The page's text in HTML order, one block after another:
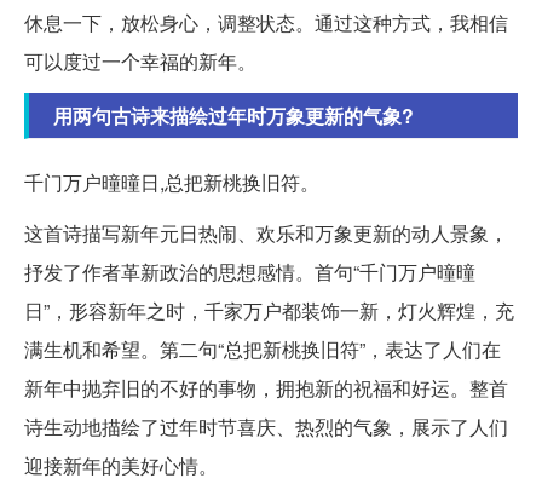
休息一下，放松身心，调整状态。通过这种方式，我相信
可以度过一个幸福的新年。
用两句古诗来描绘过年时万象更新的气象?
千门万户曈曈日,总把新桃换旧符。
这首诗描写新年元日热闹、欢乐和万象更新的动人景象，
抒发了作者革新政治的思想感情。首句“千门万户曈曈
日”，形容新年之时，千家万户都装饰一新，灯火辉煌，充
满生机和希望。第二句“总把新桃换旧符”，表达了人们在
新年中抛弃旧的不好的事物，拥抱新的祝福和好运。整首
诗生动地描绘了过年时节喜庆、热烈的气象，展示了人们
迎接新年的美好心情。